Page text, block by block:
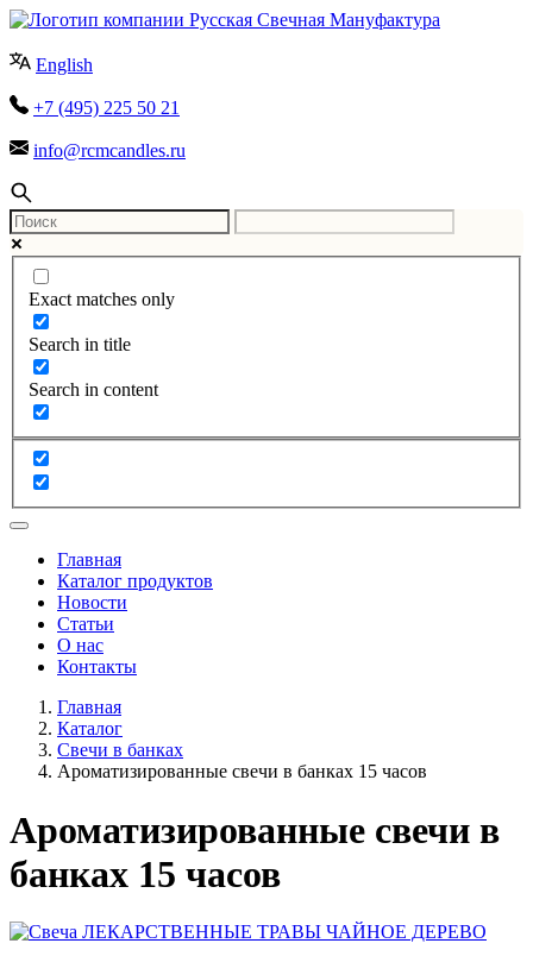
English
+7 (495) 225 50 21
info@rcmcandles.ru
Exact matches only
Search in title
Search in content
Главная
Каталог продуктов
Новости
Статьи
О нас
Контакты
Главная
Каталог
Свечи в банках
Ароматизированные свечи в банках 15 часов
Ароматизированные свечи в
банках 15 часов